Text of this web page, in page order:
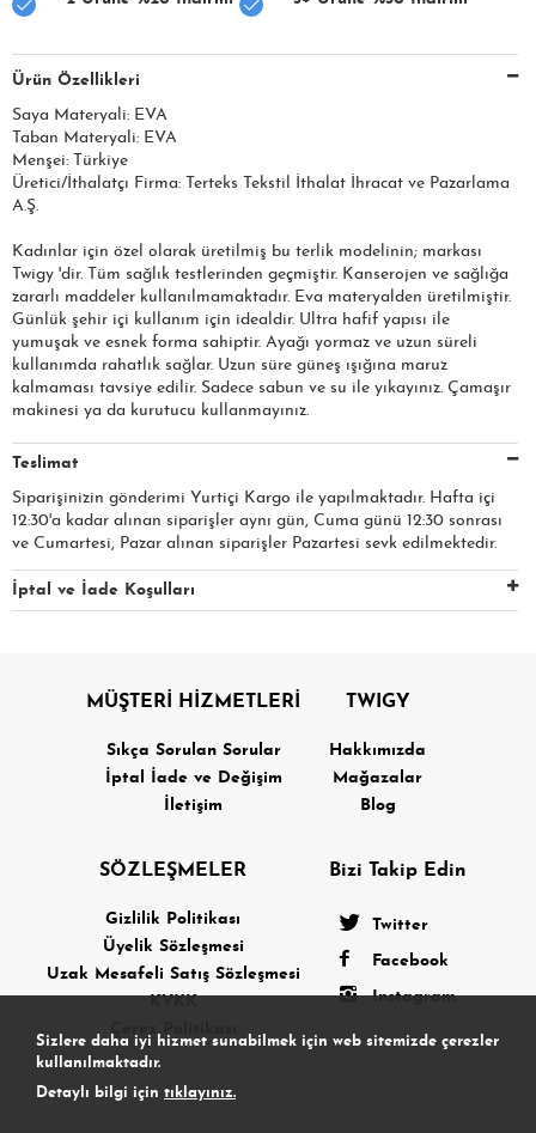
Ürün Özellikleri
Saya Materyali: EVA
Taban Materyali: EVA
Menşei: Türkiye
Üretici/İthalatçı Firma: Terteks Tekstil İthalat İhracat ve Pazarlama
A.Ş.​​​
Kadınlar için özel olarak üretilmiş bu terlik modelinin; markası
Twigy 'dir. Tüm sağlık testlerinden geçmiştir. Kanserojen ve sağlığa
zararlı maddeler kullanılmamaktadır. Eva materyalden üretilmiştir.
Günlük şehir içi kullanım için idealdir. Ultra hafif yapısı ile
yumuşak ve esnek forma sahiptir. Ayağı yormaz ve uzun süreli
kullanımda rahatlık sağlar. Uzun süre güneş ışığına maruz
kalmaması tavsiye edilir. Sadece sabun ve su ile yıkayınız. Çamaşır
makinesi ya da kurutucu kullanmayınız.
Teslimat
Siparişinizin gönderimi Yurtiçi Kargo ile yapılmaktadır. Hafta içi
12:30'a kadar alınan siparişler aynı gün, Cuma günü 12:30 sonrası
ve Cumartesi, Pazar alınan siparişler Pazartesi sevk edilmektedir.
İptal ve İade Koşulları
MÜŞTERİ HİZMETLERİ
Sıkça Sorulan Sorular
İptal İade ve Değişim
İletişim
TWIGY
Hakkımızda
Mağazalar
Blog
SÖZLEŞMELER
Gizlilik Politikası
Üyelik Sözleşmesi
Uzak Mesafeli Satış Sözleşmesi
KVKK
Bizi Takip Edin
Twitter
Facebook
Instagram
Sizlere daha iyi hizmet sunabilmek için web sitemizde çerezler
kullanılmaktadır.
Detaylı bilgi için tıklayınız.